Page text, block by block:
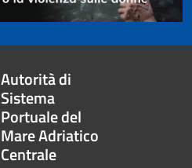
Autorità di
Sistema
Portuale del
Mare Adriatico
Centrale